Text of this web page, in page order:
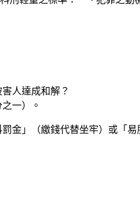
人達成和解？
一）。
金」（繳錢代替坐牢）或「